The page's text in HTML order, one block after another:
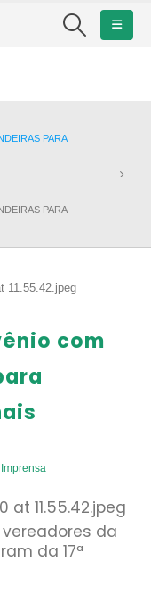
PARA
PARA
com
Imprensa
da
da 17ª